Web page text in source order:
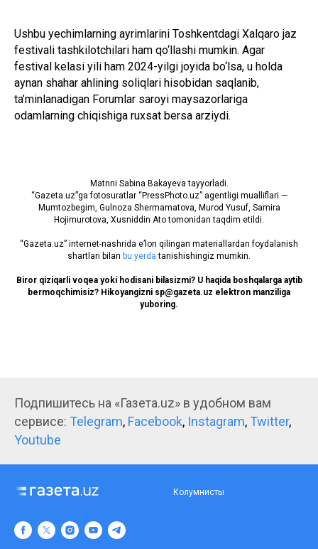
Ushbu yechimlarning ayrimlarini Toshkentdagi Xalqaro jaz
festivali tashkilotchilari ham qo‘llashi mumkin. Agar
festival kelasi yili ham 2024-yilgi joyida bo‘lsa, u holda
aynan shahar ahlining soliqlari hisobidan saqlanib,
ta’minlanadigan Forumlar saroyi maysazorlariga
odamlarning chiqishiga ruxsat bersa arziydi.
Matnni Sabina Bakayeva tayyorladi.
“Gazeta.uz”ga fotosuratlar “PressPhoto.uz” agentligi mualliflari —
Mumtozbegim, Gulnoza Shermamatova, Murod Yusuf, Samira
Hojimurotova, Xusniddin Ato tomonidan taqdim etildi.
“Gazeta.uz” internet-nashrida e’lon qilingan materiallardan foydalanish
shartlari bilan bu yerda tanishishingiz mumkin.
Biror qiziqarli voqea yoki hodisani bilasizmi? U haqida boshqalarga aytib
bermoqchimisiz? Hikoyangizni sp@gazeta.uz elektron manziliga
yuboring.
Подпишитесь на «Газета.uz» в удобном вам
сервисе: Telegram, Facebook, Instagram, Twitter,
Youtube
Колумнисты